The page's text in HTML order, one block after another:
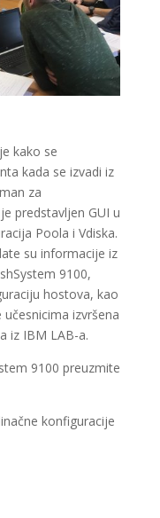
kako se
kada se izvadi iz
za
predstavljen GUI u
Poola i Vdiska.
su informacije iz
9100,
hostova, kao
izvršena
iz IBM LAB-a.
9100 preuzmite
konfiguracije